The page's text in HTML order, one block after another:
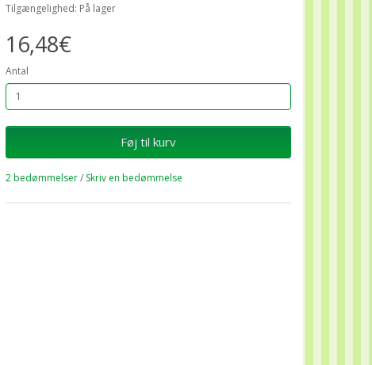
Tilgængelighed: På lager
16,48€
Antal
Føj til kurv
2 bedømmelser/ Skriv en bedømmelse